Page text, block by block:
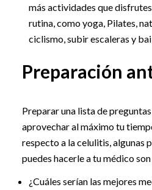
más actividades que
rutina, como yoga, Pilates,
ciclismo, subir escaleras y
Preparación
Preparar una lista de
aprovechar al máximo tu
respecto a la celulitis, algunas
puedes hacerle a tu médico
¿Cuáles serían las mejores